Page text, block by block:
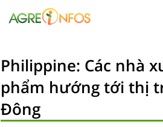
Philippine: Các nhà
phẩm hướng tới thị
Đông